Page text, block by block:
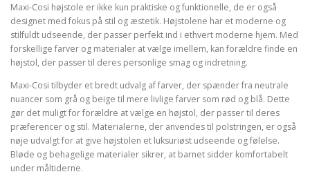
Maxi-Cosi højstole er ikke kun praktiske og funktionelle, de er også
designet med fokus på stil og æstetik. Højstolene har et moderne og
stilfuldt udseende, der passer perfekt ind i ethvert moderne hjem. Med
forskellige farver og materialer at vælge imellem, kan forældre finde en
højstol, der passer til deres personlige smag og indretning.
Maxi-Cosi tilbyder et bredt udvalg af farver, der spænder fra neutrale
nuancer som grå og beige til mere livlige farver som rød og blå. Dette
gør det muligt for forældre at vælge en højstol, der passer til deres
præferencer og stil. Materialerne, der anvendes til polstringen, er også
nøje udvalgt for at give højstolen et luksuriøst udseende og følelse.
Bløde og behagelige materialer sikrer, at barnet sidder komfortabelt
under måltiderne.